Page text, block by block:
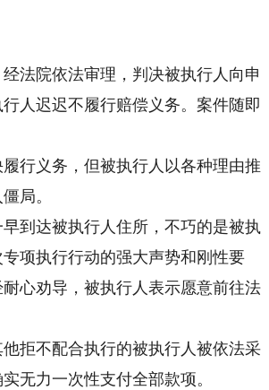
法院依法审理，判决被执行人向申
人迟迟不履行赔偿义务。案件随即
行义务，但被执行人以各种理由推
局。
到达被执行人住所，不巧的是被执
项执行行动的强大声势和刚性要
心劝导，被执行人表示愿意前往法
拒不配合执行的被执行人被依法采
无力一次性支付全部款项。